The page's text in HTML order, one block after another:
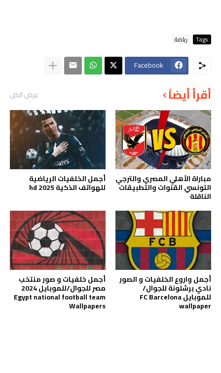
Tags رياضة
Facebook
أقرأ أيضاً عرض الكل
مباراة الأهلي المصري والترجي
التونسي القنوات والتطبيقات
الناقلة
أجمل الخلفيات الرياضية
للهواتف الذكية hd 2025
أجمل واروع الخلفيات و الصور
نادي برشلونة للجوال/
للموبايل FC Barcelona
wallpaper
أجمل خلفيات و صور منتخب
مصر للجوال/للموبايل 2024
Egypt national football team
Wallpapers